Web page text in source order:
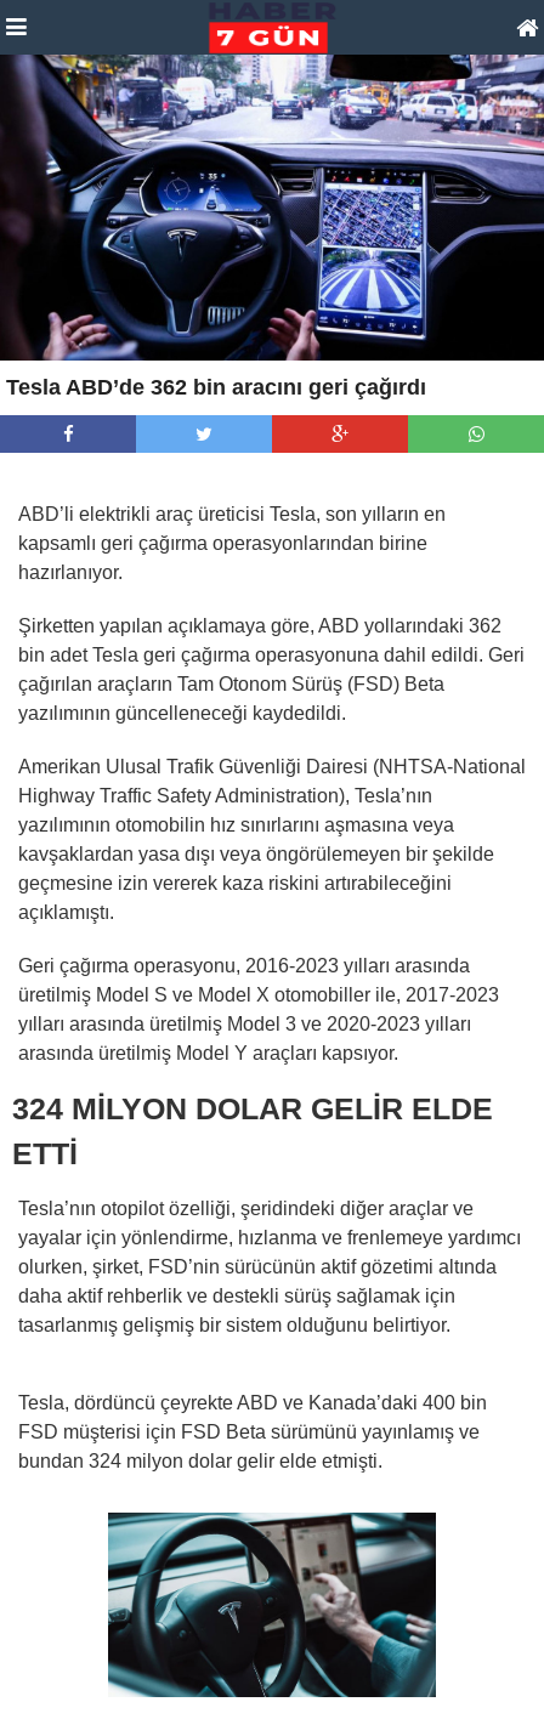
Tesla ABD’de 362 bin aracını geri çağırdı
ABD’li elektrikli araç üreticisi Tesla, son yılların en
kapsamlı geri çağırma operasyonlarından birine
hazırlanıyor.
Şirketten yapılan açıklamaya göre, ABD yollarındaki 362
bin adet Tesla geri çağırma operasyonuna dahil edildi. Geri
çağırılan araçların Tam Otonom Sürüş (FSD) Beta
yazılımının güncelleneceği kaydedildi.
Amerikan Ulusal Trafik Güvenliği Dairesi (NHTSA-National
Highway Traffic Safety Administration), Tesla’nın
yazılımının otomobilin hız sınırlarını aşmasına veya
kavşaklardan yasa dışı veya öngörülemeyen bir şekilde
geçmesine izin vererek kaza riskini artırabileceğini
açıklamıştı.
Geri çağırma operasyonu, 2016-2023 yılları arasında
üretilmiş Model S ve Model X otomobiller ile, 2017-2023
yılları arasında üretilmiş Model 3 ve 2020-2023 yılları
arasında üretilmiş Model Y araçları kapsıyor.
324 MİLYON DOLAR GELİR ELDE
ETTİ
Tesla’nın otopilot özelliği, şeridindeki diğer araçlar ve
yayalar için yönlendirme, hızlanma ve frenlemeye yardımcı
olurken, şirket, FSD’nin sürücünün aktif gözetimi altında
daha aktif rehberlik ve destekli sürüş sağlamak için
tasarlanmış gelişmiş bir sistem olduğunu belirtiyor.
Tesla, dördüncü çeyrekte ABD ve Kanada’daki 400 bin
FSD müşterisi için FSD Beta sürümünü yayınlamış ve
bundan 324 milyon dolar gelir elde etmişti.